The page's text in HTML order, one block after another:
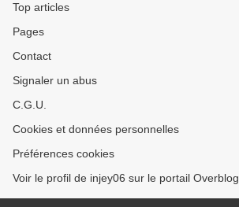
Top articles
Pages
Contact
Signaler un abus
C.G.U.
Cookies et données personnelles
Préférences cookies
Voir le profil de injey06 sur le portail Overblog